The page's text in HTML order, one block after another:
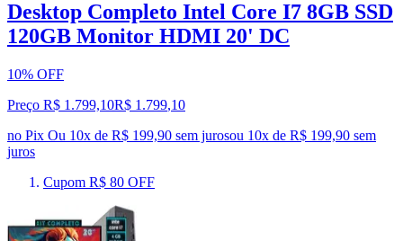
Desktop Completo Intel Core I7 8GB SSD
120GB Monitor HDMI 20' DC
10% OFF
Preço R$ 1.799,10R$ 1.799,10
no Pix Ou 10x de R$ 199,90 sem jurosou 10x de R$ 199,90 sem
juros
Cupom R$ 80 OFF